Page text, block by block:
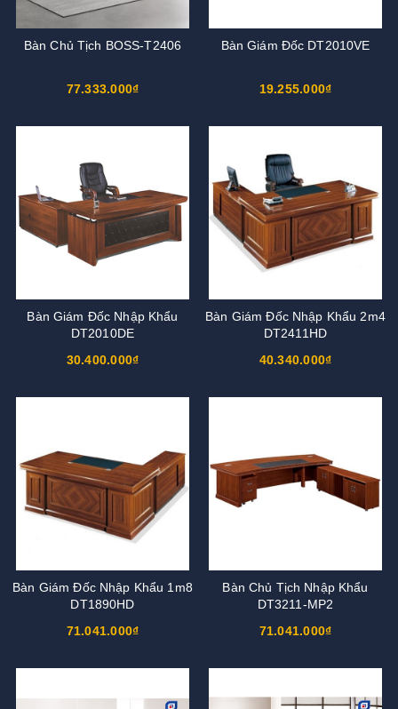
Bàn Chủ Tịch BOSS-T2406
77.333.000₫
Bàn Giám Đốc DT2010VE
19.255.000₫
Bàn Giám Đốc Nhập Khẩu
DT2010DE
30.400.000₫
Bàn Giám Đốc Nhập Khẩu 2m4
DT2411HD
40.340.000₫
Bàn Giám Đốc Nhập Khẩu 1m8
DT1890HD
71.041.000₫
Bàn Chủ Tịch Nhập Khẩu
DT3211-MP2
71.041.000₫